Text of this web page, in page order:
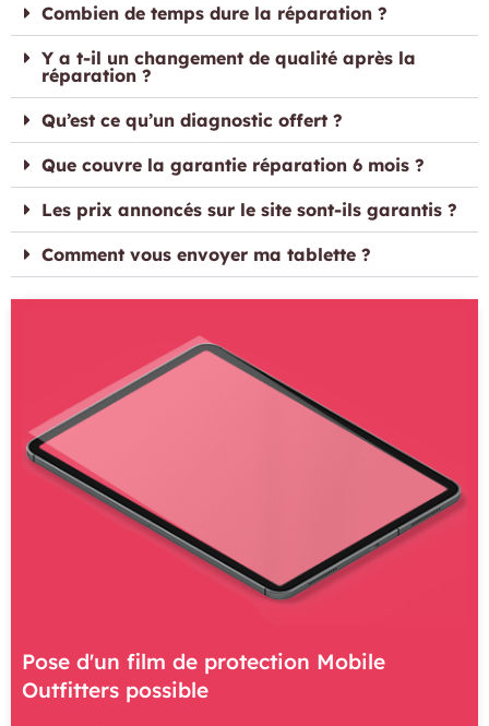
Combien de temps dure la réparation ?
Y a t-il un changement de qualité après la
réparation ?
Qu’est ce qu’un diagnostic offert ?
Que couvre la garantie réparation 6 mois ?
Les prix annoncés sur le site sont-ils garantis ?
Comment vous envoyer ma tablette ?
Pose d'un film de protection Mobile
Outfitters possible